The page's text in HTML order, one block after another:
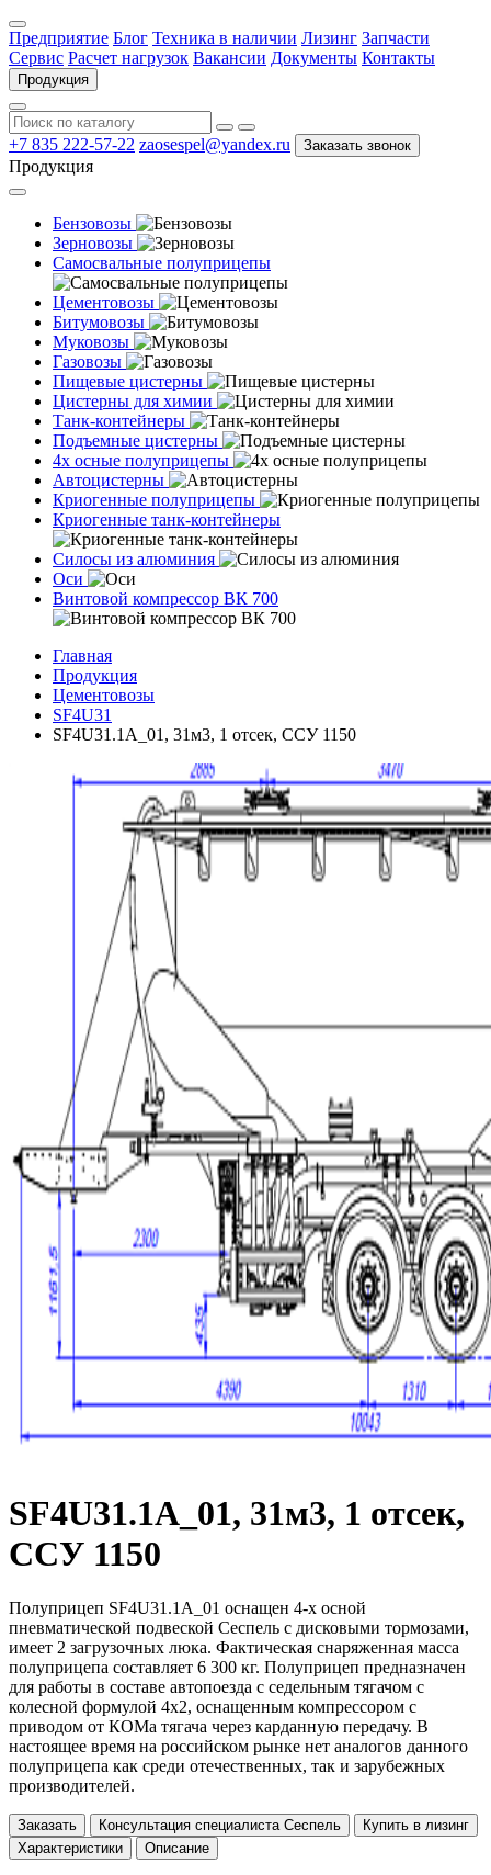
Предприятие Блог Техника в наличии Лизинг Запчасти
Сервис Расчет нагрузок Вакансии Документы Контакты
Продукция
+7 835 222-57-22 zaosespel@yandex.ru Заказать звонок
Продукция
Бензовозы
Зерновозы
Самосвальные полуприцепы
Цементовозы
Битумовозы
Муковозы
Газовозы
Пищевые цистерны
Цистерны для химии
Танк-контейнеры
Подъемные цистерны
4х осные полуприцепы
Автоцистерны
Криогенные полуприцепы
Криогенные танк-контейнеры
Силосы из алюминия
Оси
Винтовой компрессор ВК 700
Главная
Продукция
Цементовозы
SF4U31
SF4U31.1A_01, 31м3, 1 отсек, ССУ 1150
SF4U31.1A_01, 31м3, 1 отсек,
ССУ 1150
Полуприцеп SF4U31.1A_01 оснащен 4-х осной
пневматической подвеской Сеспель с дисковыми тормозами,
имеет 2 загрузочных люка. Фактическая снаряженная масса
полуприцепа составляет 6 300 кг. Полуприцеп предназначен
для работы в составе автопоезда с седельным тягачом с
колесной формулой 4х2, оснащенным компрессором с
приводом от КОМа тягача через карданную передачу. В
настоящее время на российском рынке нет аналогов данного
полуприцепа как среди отечественных, так и зарубежных
производителей.
Заказать Консультация специалиста Сеспель
Купить в лизинг
Характеристики
Описание